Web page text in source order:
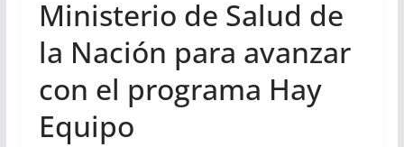
Ministerio de Salud de
la Nación para avanzar
con el programa Hay
Equipo